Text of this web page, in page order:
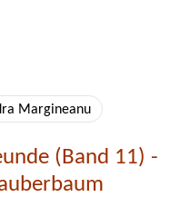
Margineanu
(Band 11) -